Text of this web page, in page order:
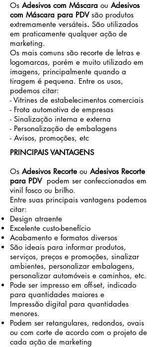
Os Adesivos com Máscara ou Adesivos
com Máscara para PDV são produtos
extremamente versáteis. São utilizados
em praticamente qualquer ação de
marketing.
Os mais comuns são recorte de letras e
logomarcas, porém e muito utilizado em
imagens, principalmente quando a
tiragem é pequena. Entre os usos,
podemos citar:
- Vitrines de estabelecimentos comerciais
- Frota automotiva de empresas
- Sinalização interna e externa
- Personalização de embalagens
- Avisos, promoções, etc
PRINCIPAIS VANTAGENS
Os Adesivos Recorte ou Adesivos Recorte
para PDV podem ser confeccionados em
vinil fosco ou brilho.
Entre suas principais vantagens podemos
citar:
Design atraente
Excelente custo-benefício
Acabamento e formatos diversos
São ideais para informar produtos,
serviços, preços e promoções, sinalizar
ambientes, personalizar embalagens,
personalizar automóveis e caminhos, etc.
Pode ser impresso em off-set, indicado
para quantidades maiores e
Impressão digital para quantidades
menores.
Podem ser retangulares, redondos, ovais
ou com corte de acordo com o projeto de
cada ação de marketing